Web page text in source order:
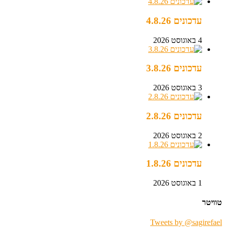
עדכונים 4.8.26
4 באוגוסט 2026
עדכונים 3.8.26
3 באוגוסט 2026
עדכונים 2.8.26
2 באוגוסט 2026
עדכונים 1.8.26
1 באוגוסט 2026
טוויטר
Tweets by @sagirefael